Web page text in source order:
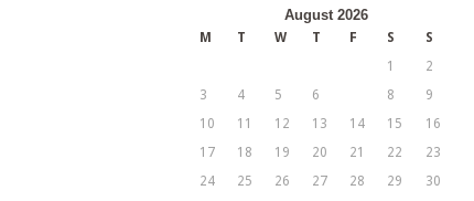
August 2026
M T W T F S
S
1
2
3
4 5 6 8
9
10
11 12 13 14 15
16
17
18 19 20 21 22
23
24
25 26 27 28 29
30